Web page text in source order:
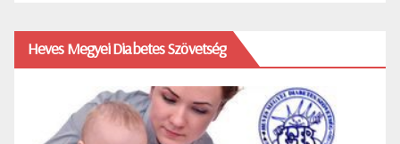
Heves Megyei Diabetes Szövetség